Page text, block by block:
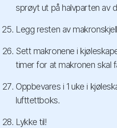
sprøyt ut på halvparten av
Legg resten av
Sett makronene i
timer for at makronen skal
Oppbevares i 1 uke i
lufttettboks.
Lykke til!